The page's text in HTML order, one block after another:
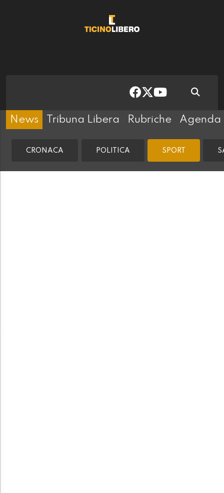
News Tribuna Libera Rubriche Agenda
CRONACA POLITICA SPORT